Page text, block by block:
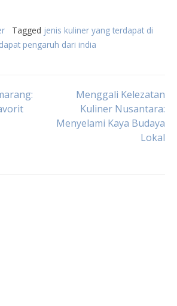
Tagged jenis kuliner yang terdapat di
pengaruh dari india
Menggali Kelezatan
Kuliner Nusantara:
Menyelami Kaya Budaya
Lokal